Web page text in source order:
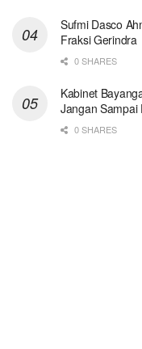
Sufmi Dasco
Fraksi Gerindra
0 SHARES
Kabinet
Jangan Sampai
0 SHARES